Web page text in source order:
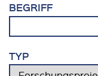
BEGRIFF
TYP